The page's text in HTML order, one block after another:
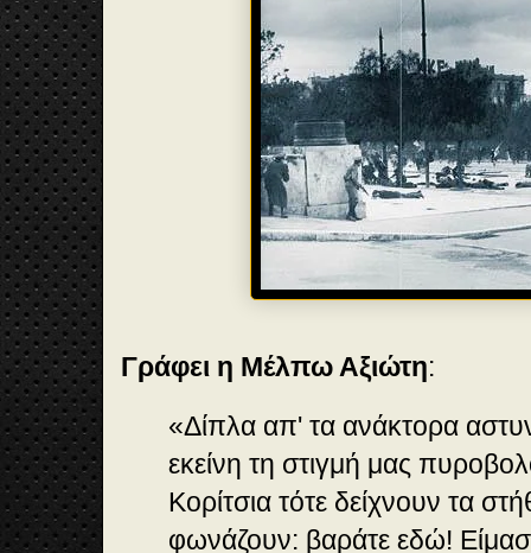
Γράφει η Μέλπω Αξιώτη:
«Δίπλα απ' τα ανάκτορα
εκείνη τη στιγμή μας
Κορίτσια τότε δείχνουν τα
φωνάζουν: βαράτε εδώ!